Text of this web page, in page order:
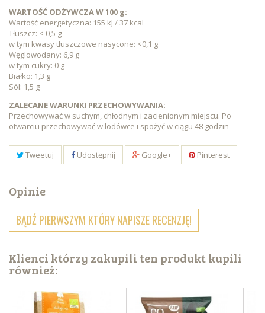
WARTOŚĆ ODŻYWCZA W 100 g:
Wartość energetyczna: 155 kJ / 37 kcal
Tłuszcz: < 0,5 g
w tym kwasy tłuszczowe nasycone: <0,1 g
Węglowodany: 6,9 g
w tym cukry: 0 g
Białko: 1,3 g
Sól: 1,5 g
ZALECANE WARUNKI PRZECHOWYWANIA:
Przechowywać w suchym, chłodnym i zacienionym miejscu. Po
otwarciu przechowywać w lodówce i spożyć w ciągu 48 godzin
Tweetuj Udostępnij Google+ Pinterest
Opinie
BĄDŹ PIERWSZYM KTÓRY NAPISZE RECENZJĘ!
Klienci którzy zakupili ten produkt kupili
również: